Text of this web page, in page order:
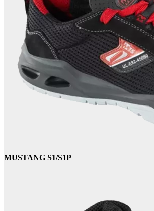
MUSTANG S1/S1P